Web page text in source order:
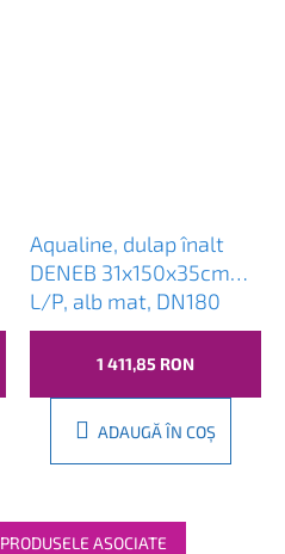
Aqualine, dulap înalt
DENEB 31x150x35cm
L/P, alb mat, DN180
1 411,85 RON
ADAUGĂ ÎN COŞ
ASOCIATE